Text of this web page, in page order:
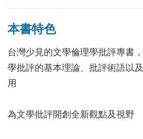
本書特色
台灣少見的文學倫理學批評專書
學批評的基本理論、批評術語以
用
為文學批評開創全新觀點及視野